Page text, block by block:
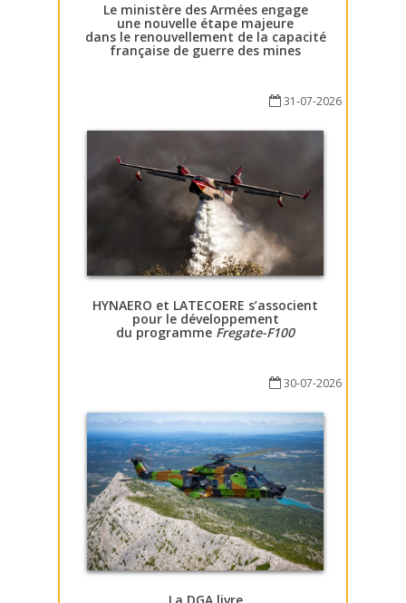
Le ministère des Armées engage
une nouvelle étape majeure
dans le renouvellement de la capacité
française de guerre des mines
31-07-2026
HYNAERO et LATECOERE s’associent
pour le développement
du programme Fregate-F100
30-07-2026